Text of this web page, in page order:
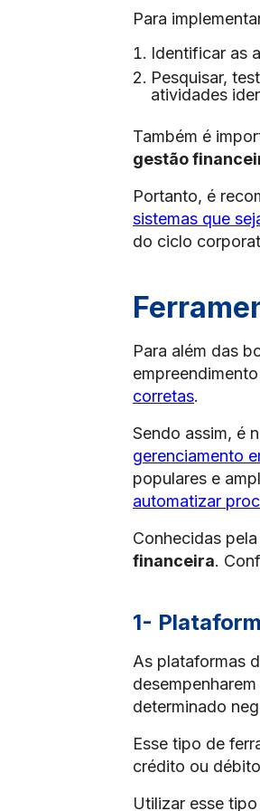
Para
Identificar as
Pesquisar,
atividades
Também é
gestão
Portanto, é
sistemas que
do ciclo
Para além das
corretas.
Sendo assim, é
gerenciamento
populares e
automatizar
Conhecidas
financeira.
1-
As plataformas
determinado
Esse tipo de
crédito ou
Utilizar esse